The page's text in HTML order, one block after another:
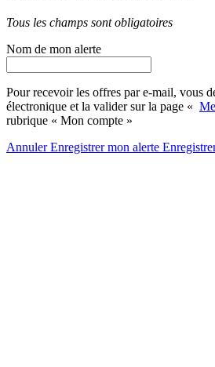
Tous les champs sont obligatoires
Nom de mon alerte
Pour recevoir les offres par e-mail, vous
électronique et la valider sur la page «
rubrique « Mon compte »
AnnulerEnregistrer mon alerte